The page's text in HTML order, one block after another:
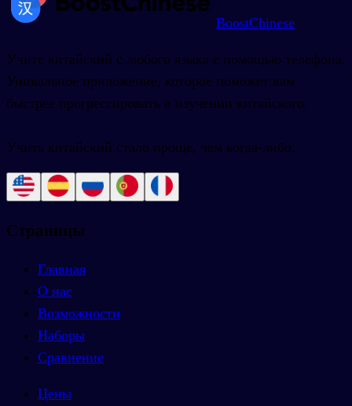
BoostChinese
Учите китайский с любого языка с помощью телефона.
Уникальное приложение, которое поможет вам
быстрее прогрессировать в изучении китайского.
Учить китайский стало проще, чем когда-либо.
Страницы
Главная
О нас
Возможности
Наборы
Сравнение
Цены